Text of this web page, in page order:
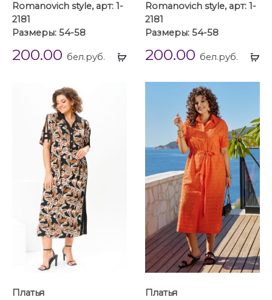
Выбрать
Romanovich style, арт: 1-
2181
Размеры: 54-58
200.00 бел.руб.
Romanovich style, арт: 1-
2181
Размеры: 54-58
200.00 бел.руб.
Платья
Платья